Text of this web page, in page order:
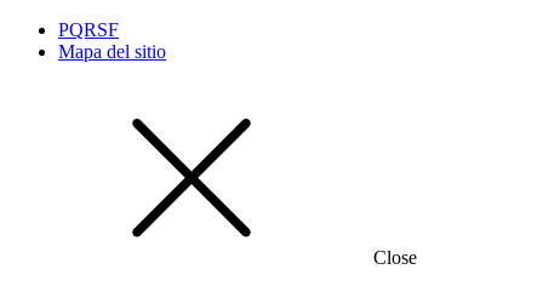
PQRSF
Mapa del sitio
Close